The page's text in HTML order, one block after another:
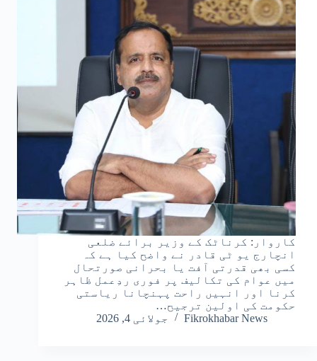
کاروار: کرناٹک کے وزیر برائے ضلعی
انچارج یو ٹی قادر نے واضح کیا ہے کہ
کسی بھی قدرتی آفت یا بحرانی صورتحال
میں عوام کی تکالیف پر فوری ردِعمل ظاہر
کرنا اور انہیں راحت پہنچانا ریاستی
حکومت کی اولین ترجیح…
Fikrokhabar News
جولائی 4, 2026